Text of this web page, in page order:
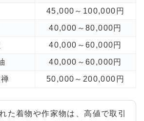
45,000～100,000円
40,000～80,000円
40,000～60,000円
40,000～60,000円
50,000～200,000円
た着物や作家物は、高値で取引